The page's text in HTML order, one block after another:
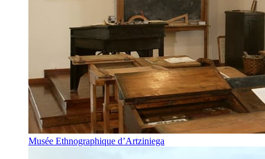
Musée Ethnographique d’Artziniega